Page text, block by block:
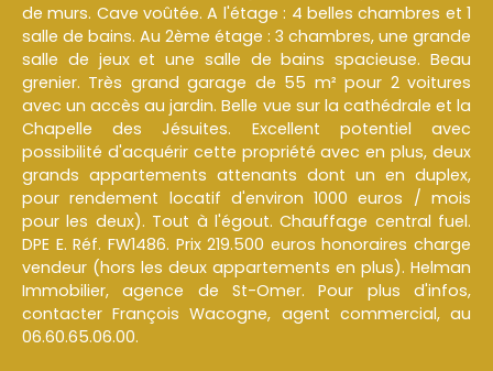
de murs. Cave voûtée. A l'étage : 4 belles chambres et 1
salle de bains. Au 2ème étage : 3 chambres, une grande
salle de jeux et une salle de bains spacieuse. Beau
grenier. Très grand garage de 55 m² pour 2 voitures
avec un accès au jardin. Belle vue sur la cathédrale et la
Chapelle des Jésuites. Excellent potentiel avec
possibilité d'acquérir cette propriété avec en plus, deux
grands appartements attenants dont un en duplex,
pour rendement locatif d'environ 1000 euros / mois
pour les deux). Tout à l'égout. Chauffage central fuel.
DPE E. Réf. FW1486. Prix 219.500 euros honoraires charge
vendeur (hors les deux appartements en plus). Helman
Immobilier, agence de St-Omer. Pour plus d'infos,
contacter François Wacogne, agent commercial, au
06.60.65.06.00.